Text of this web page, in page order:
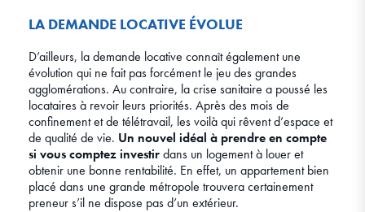
LA DEMANDE LOCATIVE ÉVOLUE
D’ailleurs, la demande locative connaît également une
évolution qui ne fait pas forcément le jeu des grandes
agglomérations. Au contraire, la crise sanitaire a poussé les
locataires à revoir leurs priorités. Après des mois de
confinement et de télétravail, les voilà qui rêvent d’espace et
de qualité de vie. Un nouvel idéal à prendre en compte
si vous comptez investirdans un logement à louer et
obtenir une bonne rentabilité. En effet, un appartement bien
placé dans une grande métropole trouvera certainement
preneur s’il ne dispose pas d’un extérieur.